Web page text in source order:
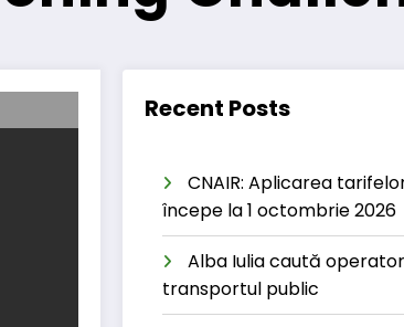
Recent Posts
CNAIR: Aplicarea
începe la 1 octombrie 2026
Alba Iulia caută
transportul public